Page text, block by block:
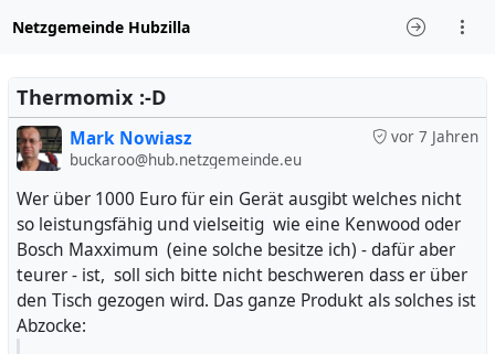
Netzgemeinde Hubzilla
Thermomix :-D
vor 7 Jahren
Mark Nowiasz
buckaroo@hub.netzgemeinde.eu
Wer über 1000 Euro für ein Gerät ausgibt welches nicht
so leistungsfähig und vielseitig wie eine Kenwood oder
Bosch Maxximum (eine solche besitze ich) - dafür aber
teurer - ist, soll sich bitte nicht beschweren dass er über
den Tisch gezogen wird. Das ganze Produkt als solches ist
Abzocke: